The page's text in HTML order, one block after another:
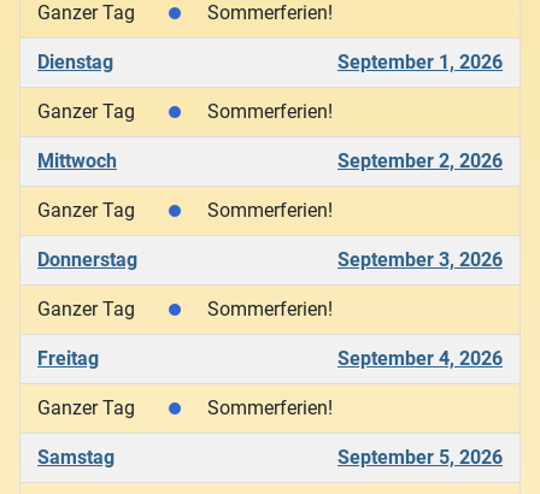
Ganzer Tag Sommerferien!
Dienstag September 1, 2026
Ganzer Tag Sommerferien!
Mittwoch September 2, 2026
Ganzer Tag Sommerferien!
Donnerstag September 3, 2026
Ganzer Tag Sommerferien!
Freitag September 4, 2026
Ganzer Tag Sommerferien!
Samstag September 5, 2026